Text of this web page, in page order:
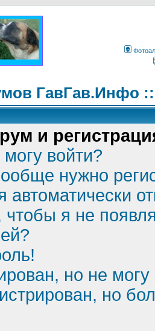
ГавГав.Инфо
и
войти?
нужно
чтобы я не
но не могу
но